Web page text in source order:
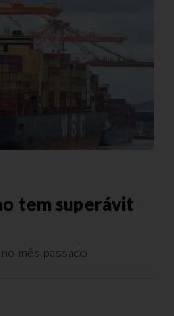
tem superávit
mês passado